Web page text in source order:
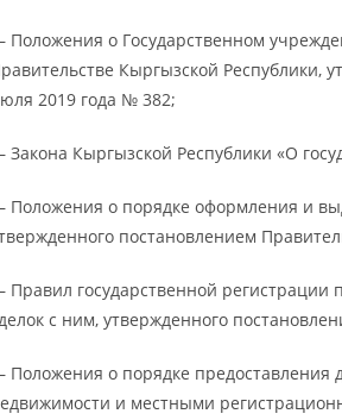
Положения о Государственном
Кыргызской Республики,
2019 года № 382;
Закона Кыргызской Республики «О
Положения о порядке оформления и
постановлением
Правил государственной
с ним, утвержденного
Положения о порядке
и местными